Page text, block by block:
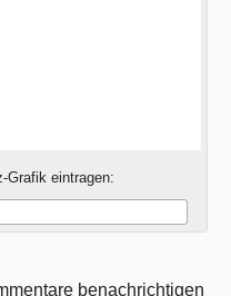
Grafik eintragen:
benachrichtigen